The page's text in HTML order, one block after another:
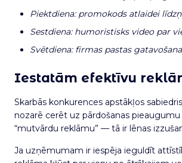
Piektdiena: promokods atlaidei
Sestdiena: humoristisks video par
Svētdiena: firmas pastas
Iestatām efektīvu
Skarbās konkurences apstākļos
nozarē cerēt uz pārdošanas pieaugumu
“mutvārdu reklāmu” — tā ir lēnas
Ja uzņēmumam ir iespēja ieguldīt